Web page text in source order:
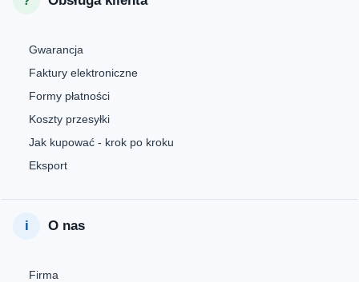
Gwarancja
Faktury elektroniczne
Formy płatności
Koszty przesyłki
Jak kupować - krok po kroku
Eksport
O nas
Firma